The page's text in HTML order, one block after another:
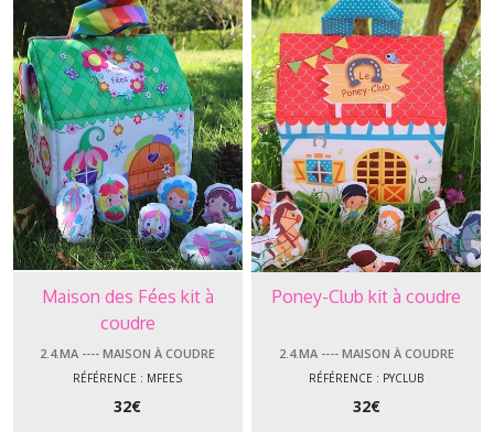
Maison des Fées kit à
coudre
2.4.MA ---- MAISON À COUDRE
RÉFÉRENCE : MFEES
32€
Poney-Club kit à coudre
2.4.MA ---- MAISON À COUDRE
RÉFÉRENCE : PYCLUB
32€